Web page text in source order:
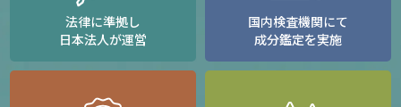
法律に準拠し
日本法人が運営
国内検査機関にて
成分鑑定を実施